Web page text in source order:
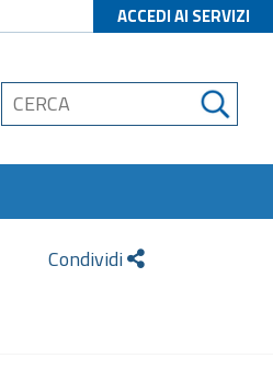
ACCEDI AI SERVIZI
Condividi